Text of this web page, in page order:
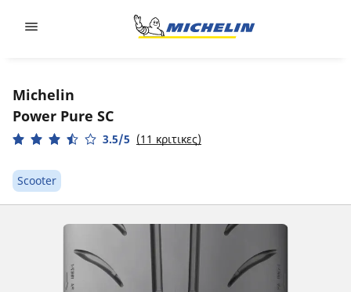
Michelin
Power Pure SC
3.5/5 (11 κριτικες)
Scooter